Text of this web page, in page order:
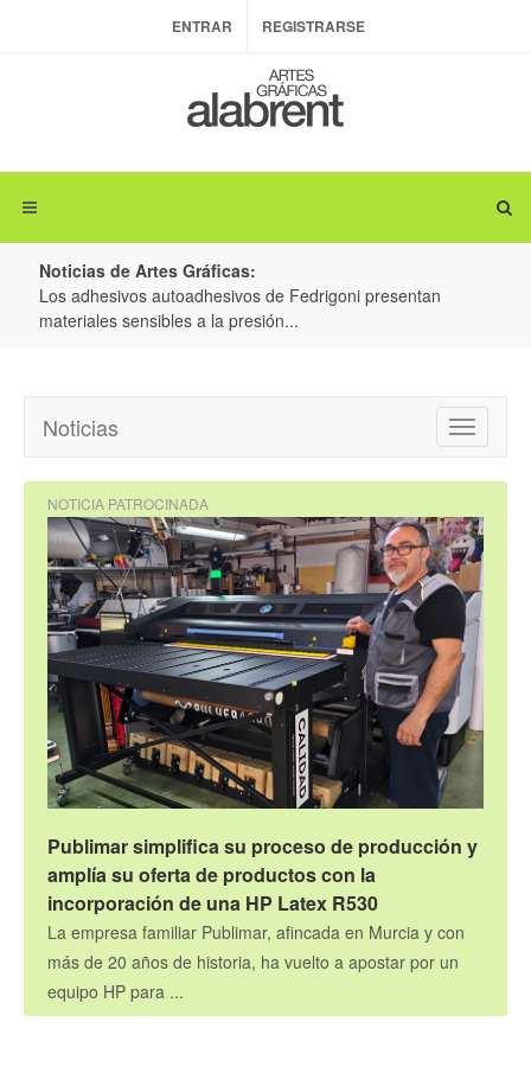
ENTRAR REGISTRARSE
Noticias de Artes Gráficas:
autoadhesivos de Fedrigoni presentan
sensibles a la presión...
Colorman
Toggle
Noticias
NOTICIA PATROCINADA
Publimar simplifica su proceso de producción y
amplía su oferta de productos con la
incorporación de una HP Latex R530
La empresa familiar Publimar, afincada en Murcia y con
más de 20 años de historia, ha vuelto a apostar por un
equipo HP para ...